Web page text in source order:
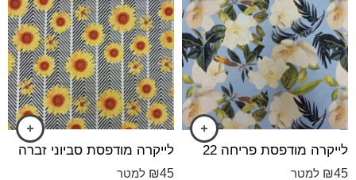
לייקרה מודפס⁩ת פריחה 22
₪45 למטר
לייקרה מודפס⁩ת סביוני זברה
₪45 למטר